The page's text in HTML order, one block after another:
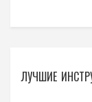
ЛУЧШИЕ